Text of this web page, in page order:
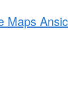
Maps